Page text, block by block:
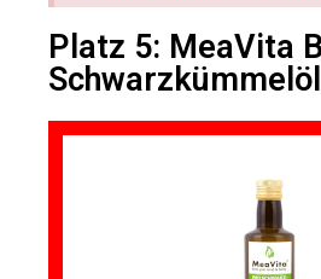
Platz 5: MeaVita
Schwarzkümmelöl